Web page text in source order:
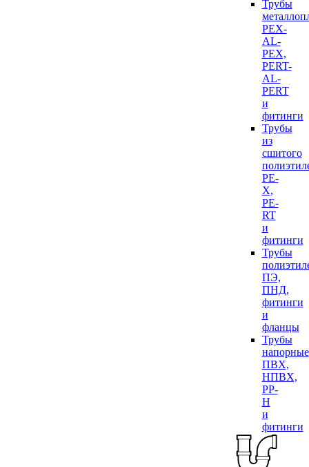
Трубы
PEX-
AL-
PEX,
PERT-
AL-
PERT
и
фитинги
Трубы
из
сшитого
PE-
X,
PE-
RT
и
фитинги
Трубы
ПЭ,
ПНД,
фитинги
и
фланцы
Трубы
напорные
ПВХ,
НПВХ,
PP-
H
и
фитинги